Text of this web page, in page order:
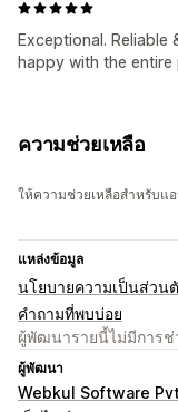
Exceptional.
happy with the entire
ความช่วยเหลือ
ให้ความช่วยเหลือสำหรับแ
แหล่งข้อมูล
นโยบายความเป็นส่วน
คำถามที่พบบ่อย
ผู้พัฒนารายนี้ไม่มีการช่
ผู้พัฒนา
Webkul Software